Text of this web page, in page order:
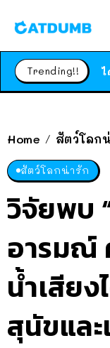
Trending!!
Home / สัตว์โลก
สัตว์โลกน่ารัก
วิจัยพบ
อารมณ์
น้ำเสียง
สุนัขแล